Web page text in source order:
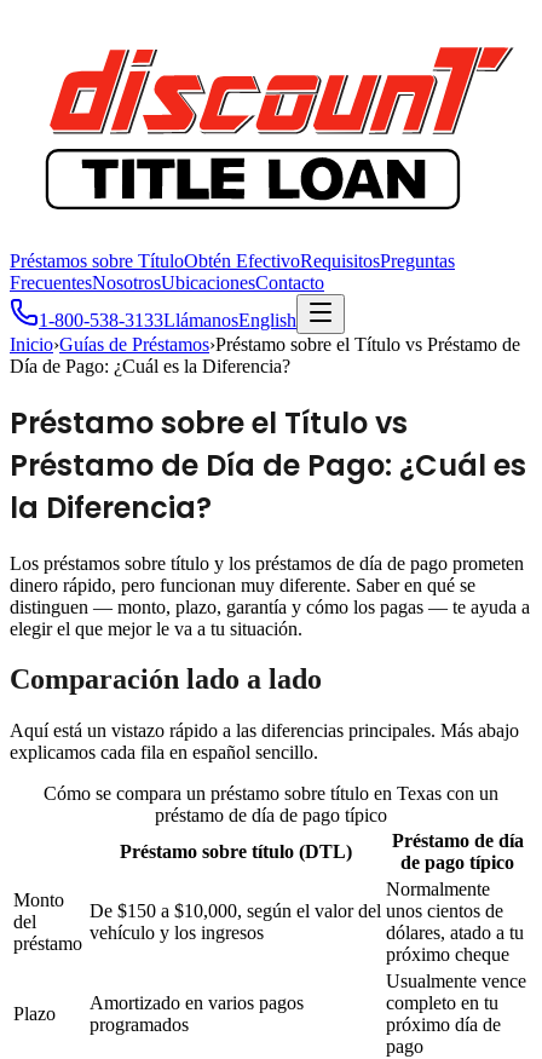
Préstamos sobre TítuloObtén EfectivoRequisitosPreguntas
FrecuentesNosotrosUbicacionesContacto
1-800-538-3133LlámanosEnglish
Inicio›Guías de Préstamos›Préstamo sobre el Título vs Préstamo de
Día de Pago: ¿Cuál es la Diferencia?
Préstamo sobre el Título vs
Préstamo de Día de Pago: ¿Cuál es
la Diferencia?
Los préstamos sobre título y los préstamos de día de pago prometen
dinero rápido, pero funcionan muy diferente. Saber en qué se
distinguen — monto, plazo, garantía y cómo los pagas — te ayuda a
elegir el que mejor le va a tu situación.
Comparación lado a lado
Aquí está un vistazo rápido a las diferencias principales. Más abajo
explicamos cada fila en español sencillo.
Cómo se compara un préstamo sobre título en Texas con un
préstamo de día de pago típico
Préstamo sobre título (DTL)
Préstamo de día
de pago típico
Monto
del
préstamo
De $150 a $10,000, según el valor del
vehículo y los ingresos
Normalmente
unos cientos de
dólares, atado a tu
próximo cheque
Plazo
Amortizado en varios pagos
programados
Usualmente vence
completo en tu
próximo día de
pago